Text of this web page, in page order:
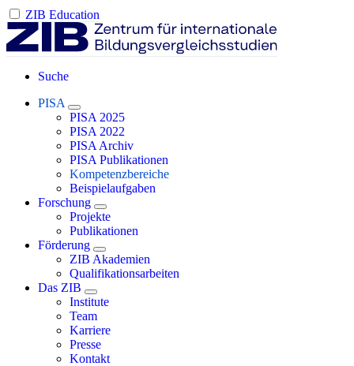
ZIB Education
Suche
PISA
PISA 2025
PISA 2022
PISA Archiv
PISA Publikationen
Kompetenzbereiche
Beispielaufgaben
Forschung
Projekte
Publikationen
Förderung
ZIB Akademien
Qualifikationsarbeiten
Das ZIB
Institute
Team
Karriere
Presse
Kontakt